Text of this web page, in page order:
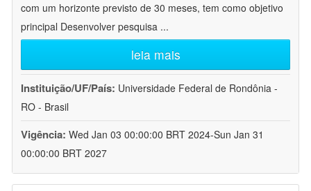
com um horizonte previsto de 30 meses, tem como objetivo
principal Desenvolver pesquisa ...
leia mais
Instituição/UF/País: Universidade Federal de Rondônia -
RO - Brasil
Vigência: Wed Jan 03 00:00:00 BRT 2024-Sun Jan 31
00:00:00 BRT 2027